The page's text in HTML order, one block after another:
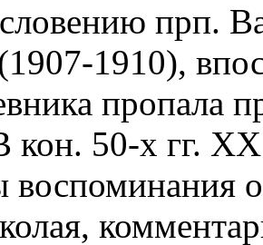
прп.
1910),
пропала
кон. 50-х гг.
воспоминания